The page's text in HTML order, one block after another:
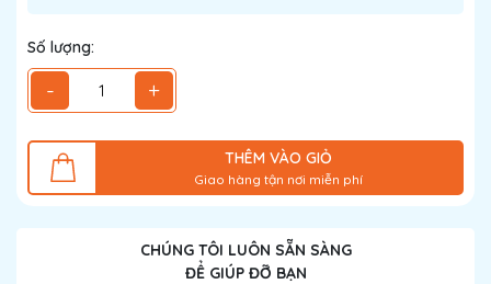
Số lượng:
- +
THÊM VÀO GIỎ
Giao hàng tận nơi miễn phí
CHÚNG TÔI LUÔN SẴN SÀNG
ĐỂ GIÚP ĐỠ BẠN